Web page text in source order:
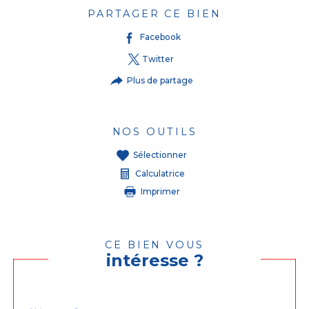
PARTAGER CE BIEN
Facebook
Twitter
Plus de partage
NOS OUTILS
Sélectionner
Calculatrice
Imprimer
CE BIEN VOUS
intéresse ?